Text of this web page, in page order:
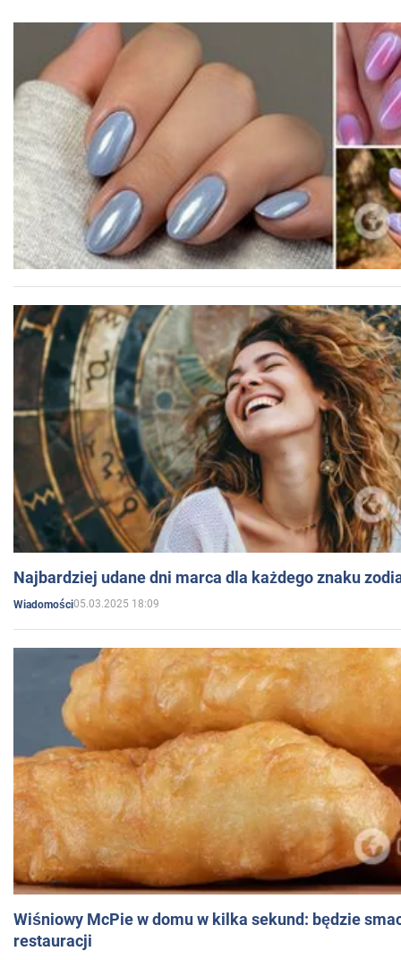
Najbardziej udane dni marca dla każdego znaku
Wiadomości05.03.2025 18:09
Wiśniowy McPie w domu w kilka sekund: będzie
restauracji